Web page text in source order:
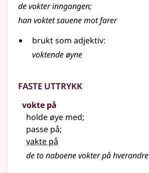
devokterinngangen;
hanvoktetsauene mot farer
brukt som adjektiv:
voktende øyne
Faste uttrykk
vokte på
holde øye med;
passe på;
vakte på
de to naboene vokter på hverandre